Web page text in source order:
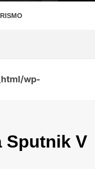
wp-
Sputnik V